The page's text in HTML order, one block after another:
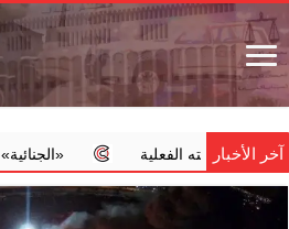
آخر الأخبار
‏«الجنائية» تضبط طبيبا يجري عمليات إجهاض